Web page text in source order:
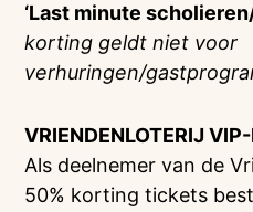
‘Last minute
korting geldt niet voor
verhuringen/
VRIENDENLOTERIJ
Als deelnemer van de
50% korting tickets